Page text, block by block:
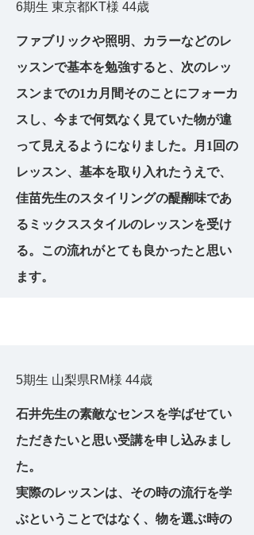
6期生 東京都KT様 44歳
ファブリックや照明、カラーなどのレ
ッスンで基本を勉強すると、次のレッ
スンまでの1カ月間そのことにフォーカ
スし、今まで何気なく見ていた物が違
って見えるようになりました。月1回の
レッスン、基本を取り入れたうえで、
佳苗先生のスタイリングの醍醐味であ
るミックススタイルのレッスンを受け
る。この流れがとても良かったと思い
ます。
5期生 山梨県RM様 44歳
石井先生の素敵なセンスを学ばせてい
ただきたいと思い受講を申し込みまし
た。
実際のレッスンは、その時の流行を学
ぶということではなく、物を選ぶ時の